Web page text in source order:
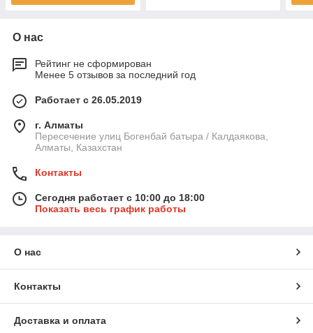
О нас
Рейтинг не сформирован
Менее 5 отзывов за последний год
Работает с 26.05.2019
г. Алматы
Пересечение улиц Богенбай батыра / Калдаякова,
Алматы, Казахстан
Контакты
Сегодня работает с 10:00 до 18:00
Показать весь график работы
О нас
Контакты
Доставка и оплата